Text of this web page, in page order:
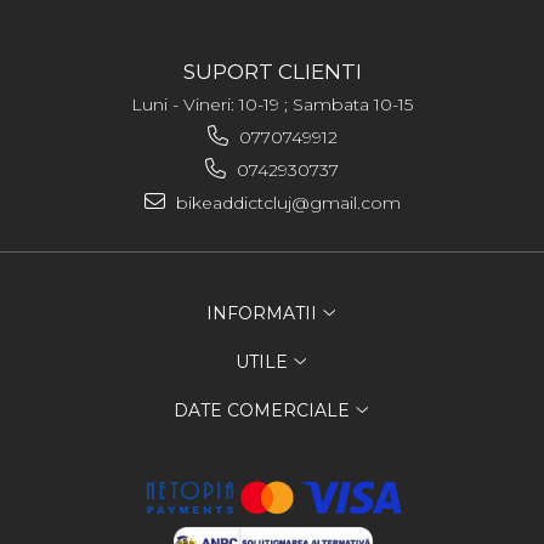
SUPORT CLIENTI
Luni - Vineri: 10-19 ; Sambata 10-15
0770749912
0742930737
bikeaddictcluj@gmail.com
INFORMATII
UTILE
DATE COMERCIALE